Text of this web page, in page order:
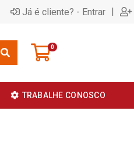
Já é cliente? - Entrar |
0
TRABALHE CONOSCO